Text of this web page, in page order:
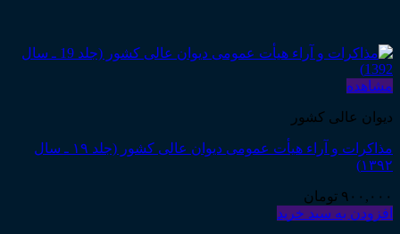
مشاهده
دیوان عالی کشور
مذاکرات و آراء هیأت عمومی دیوان عالی کشور (جلد ۱۹ ـ سال
۱۳۹۲)
۹۰۰,۰۰۰ تومان
افزودن به سبد خرید